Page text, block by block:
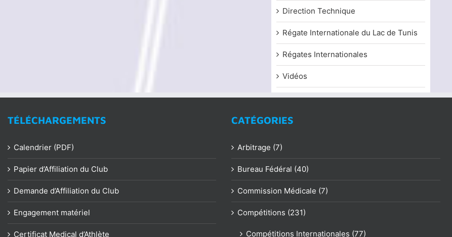
Direction Technique
Régate Internationale du Lac de Tunis
Régates Internationales
Vidéos
TÉLÉCHARGEMENTS
Calendrier (PDF)
Papier d’Affiliation du Club
Demande d’Affiliation du Club
Engagement matériel
Certificat Medical d’Athlète
CATÉGORIES
Arbitrage (7)
Bureau Fédéral (40)
Commission Médicale (7)
Compétitions (231)
Compétitions Internationales (77)